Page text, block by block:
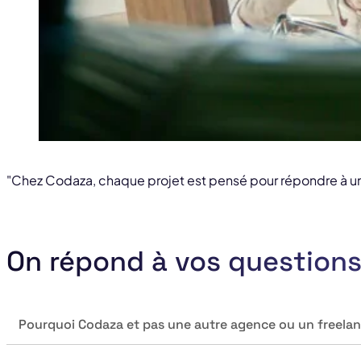
On répond à vos questions
Pourquoi Codaza et pas une autre agence ou un
"Chez Codaza, chaque projet est pensé pour répondre